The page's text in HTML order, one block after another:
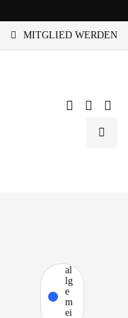
MITGLIED WERDEN
al
lg
e
m
ei